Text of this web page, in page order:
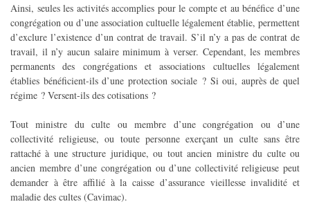
Ainsi, seules les activités accomplies pour le compte et au bénéfice d’une
congrégation ou d’une association cultuelle légalement établie, permettent
d’exclure l’existence d’un contrat de travail. S’il n’y a pas de contrat de
travail, il n’y aucun salaire minimum à verser. Cependant, les membres
permanents des congrégations et associations cultuelles légalement
établies bénéficient-ils d’une protection sociale ? Si oui, auprès de quel
régime ? Versent-ils des cotisations ?
Tout ministre du culte ou membre d’une congrégation ou d’une
collectivité religieuse, ou toute personne exerçant un culte sans être
rattaché à une structure juridique, ou tout ancien ministre du culte ou
ancien membre d’une congrégation ou d’une collectivité religieuse peut
demander à être affilié à la caisse d’assurance vieillesse invalidité et
maladie des cultes (Cavimac).